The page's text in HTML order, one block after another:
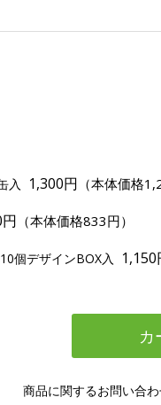
入 1,300円 （本体価格
（本体価格833円）
個デザインBOX入 1,150
カ
商品に関するお問い合